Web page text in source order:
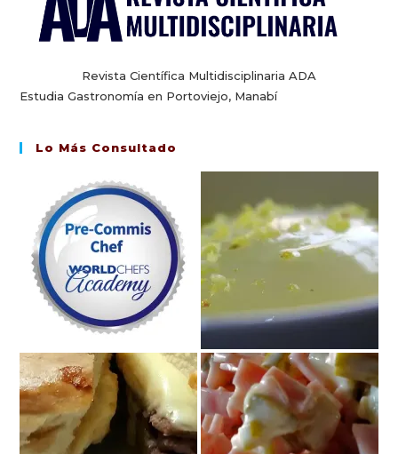
Revista Científica Multidisciplinaria ADA
Estudia Gastronomía en Portoviejo, Manabí
Lo Más Consultado